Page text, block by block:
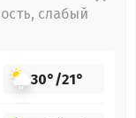
слабый
30°/21°